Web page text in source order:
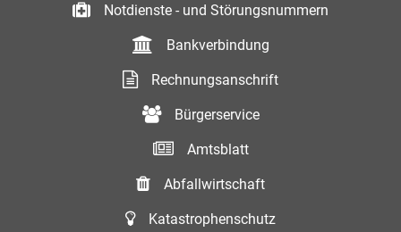
Notdienste - und Störungsnummern
Bankverbindung
Rechnungsanschrift
Bürgerservice
Amtsblatt
Abfallwirtschaft
Katastrophenschutz